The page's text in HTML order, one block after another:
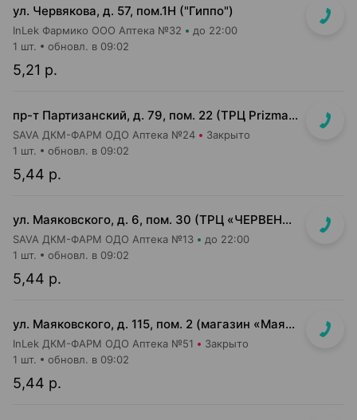
ул. Червякова, д. 57, пом.1Н ("Гиппо")
InLek Фармико ООО Аптека №32 до 22:00
5,21 р.
1 шт. обновл. в 09:02
пр-т Партизанский, д. 79, пом. 22 (ТРЦ Prizma, 1 этаж вход возле м-на КРАВТ)
SAVA ДКМ-ФАРМ ОДО Аптека №24 Закрыто
5,44 р.
1 шт. обновл. в 09:02
ул. Маяковского, д. 6, пом. 30 (ТРЦ «ЧЕРВЕНСКИЙ» 1-й подземный этаж, вход напротив м-на Доктор Вет)
SAVA ДКМ-ФАРМ ОДО Аптека №13 до 22:00
5,44 р.
1 шт. обновл. в 09:02
ул. Маяковского, д. 115, пом. 2 (магазин «Маяк»)
InLek ДКМ-ФАРМ ОДО Аптека №51 Закрыто
5,44 р.
1 шт. обновл. в 09:02